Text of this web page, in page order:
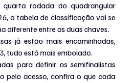
rodada do quadrangular
a tabela de classificação vai se
diferente entre as duas chaves.
já estão mais encaminhadas,
tudo está mais embolado.
para definir os semifinalistas
pelo acesso, confira o que cada